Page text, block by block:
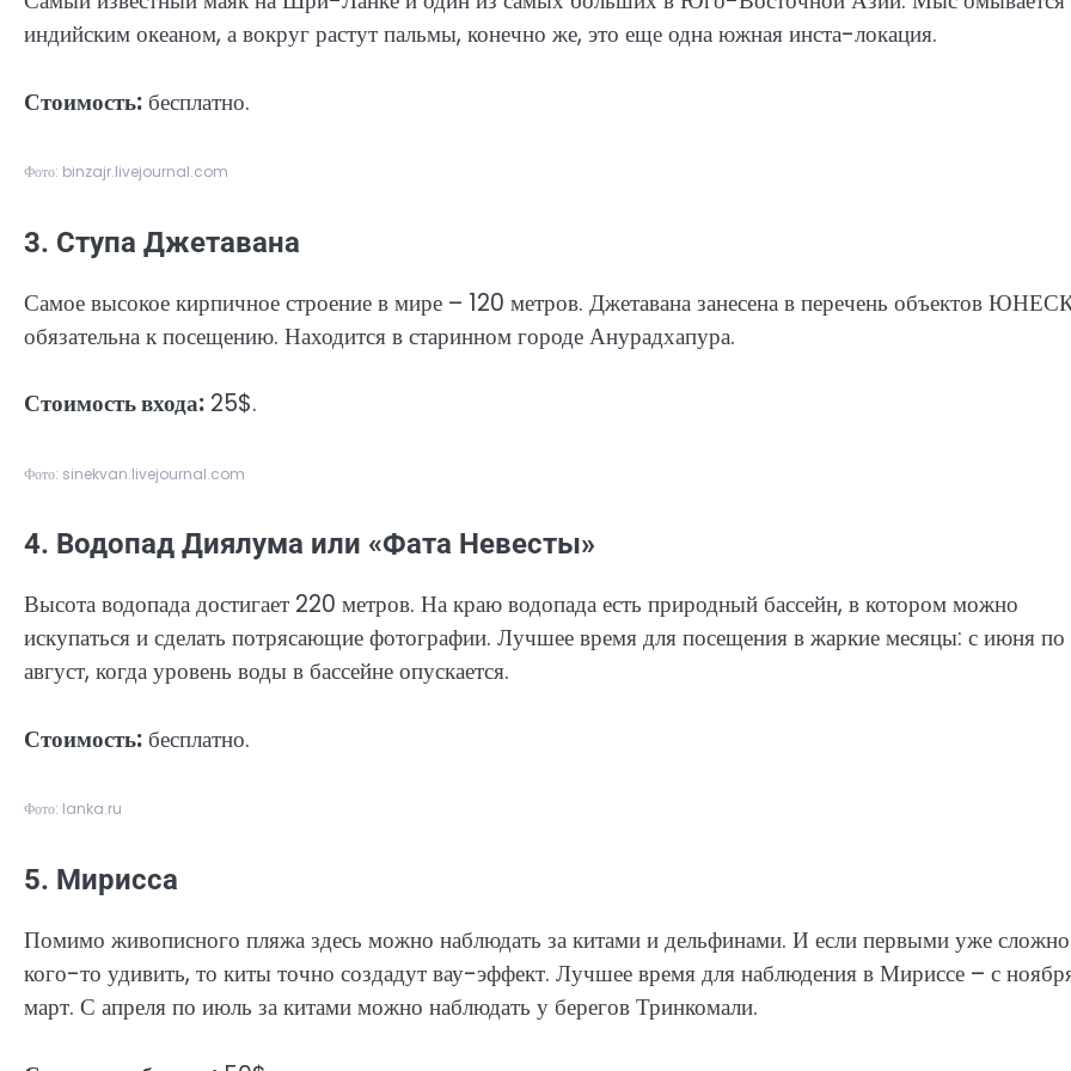
индийским океаном, а вокруг растут пальмы, конечно же, это еще одна южная инста-локация.
Стоимость: бесплатно.
Фото: binzajr.livejournal.com
3. Ступа Джетавана
Самое высокое кирпичное строение в мире – 120 метров. Джетавана занесена в перечень объектов
обязательна к посещению. Находится в старинном городе Анурадхапура.
Стоимость входа: 25$.
Фото: sinekvan.livejournal.com
4. Водопад Диялума или «Фата Невесты»
Высота водопада достигает 220 метров. На краю водопада есть природный бассейн, в котором можно
искупаться и сделать потрясающие фотографии. Лучшее время для посещения в жаркие месяцы: с июня по
август, когда уровень воды в бассейне опускается.
Стоимость: бесплатно.
Фото: lanka.ru
5. Мирисса
Помимо живописного пляжа здесь можно наблюдать за китами и дельфинами. И если первыми уже сложно
кого-то удивить, то киты точно создадут вау-эффект. Лучшее время для наблюдения в Мириссе – с
март. С апреля по июль за китами можно наблюдать у берегов Тринкомали.